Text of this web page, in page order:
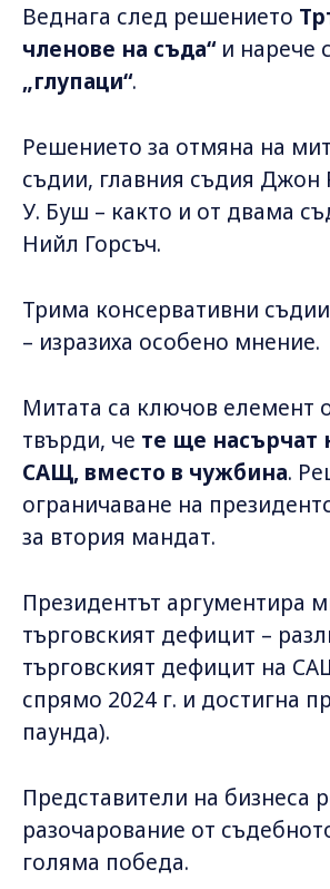
Веднага след решението
членове на съда“ и нарече
„глупаци“.
Решението за отмяна на
съдии, главния съдия
У. Буш – както и от двама
Нийл Горсъч.
Трима консервативни
– изразиха особено мнение.
Митата са ключов елемент
твърди, че те ще насърчат
САЩ, вместо в чужбина.
ограничаване на
за втория мандат.
Президентът аргументира
търговският дефицит –
търговският дефицит на
спрямо 2024 г. и достигна
паунда).
Представители на бизнеса
разочарование от
голяма победа.